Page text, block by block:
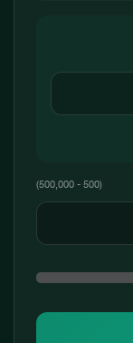
(500 - 500,000)